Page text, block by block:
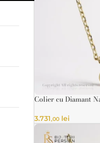
Inele din aur
Colier cu Diamant
3.731,00lei